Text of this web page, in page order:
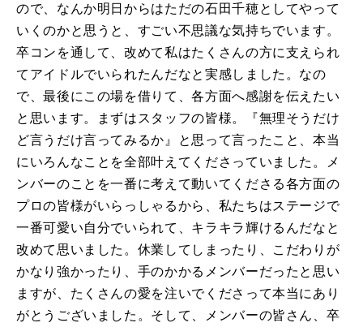
ので、なんか明日からはただの石田千穂としてやって
いくのかと思うと、すごい不思議な気持ちでいます。
卒コンを通して、改めて私はたくさんの方に支えられ
てアイドルでいられたんだなと実感しました。なの
で、最後にこの場を借りて、各方面へ感謝を伝えたい
と思います。まずはスタッフの皆様。『無理そうだけ
ど言うだけ言ってみるか』と思って言ったこと、本当
にいろんなことを全部叶えてくださっていました。メ
ンバーのことを一番に考えて動いてくださる各方面の
プロの皆様がいらっしゃるから、私たちはステージで
一番可愛い自分でいられて、キラキラ輝けるんだなと
改めて思いました。休業してしまったり、こだわりが
かなり強かったり、手のかかるメンバーだったと思い
ますが、たくさんの愛を注いでくださって本当にあり
がとうございました。そして、メンバーの皆さん、卒